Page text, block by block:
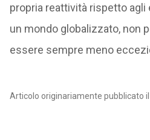
propria reattività rispetto
un mondo globalizzato, non
essere sempre meno
Articolo originariamente pubblicato il